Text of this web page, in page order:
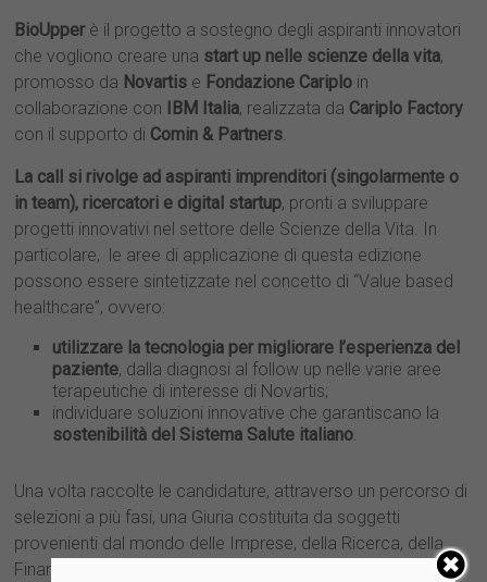
BioUpperè il progetto a sostegno degli aspiranti innovatori
che vogliono creare una start up nelle scienze della vita,
promosso da Novartis e Fondazione Cariplo in
collaborazione con
IBM Italia, realizzata da Cariplo Factory
con il supporto di Comin & Partners.
La call si rivolge ad aspiranti imprenditori (singolarmente o
in team), ricercatori e digital startup, pronti a sviluppare
progetti innovativi nel settore delle Scienze della Vita. In
particolare, le aree di applicazione di questa edizione
possono essere sintetizzate nel concetto di “Value based
healthcare”, ovvero:
utilizzare la tecnologia per migliorare l’esperienza del
paziente, dalla diagnosi al follow up nelle varie aree
terapeutiche di interesse di Novartis;
individuare soluzioni innovative che garantiscano la
sostenibilità del Sistema Salute italiano.
Una volta raccolte le candidature, attraverso un percorso di
selezioni a più fasi, una Giuria costituita da soggetti
provenienti dal mondo delle Imprese, della Ricerca, della
Finanza e delle Istituzioni, esperti nelle aree di supporto